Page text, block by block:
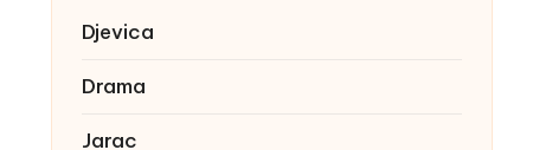
Djevica
Drama
Jarac